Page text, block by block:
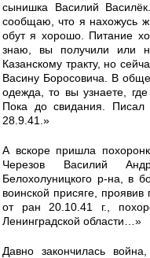
сынишка Василий
сообщаю, что я нахожусь
обут я хорошо. Питание
знаю, вы получили или
Казанскому тракту, но
Васину Боросовича. В
одежда, то вы узнаете,
Пока до свидания.
28.9.41.»
А вскоре пришла
Черезов Василий
Белохолуницкого р-на, в
воинской присяге,
от ран 20.10.41 г.,
Ленинградской области…»
Давно закончилась